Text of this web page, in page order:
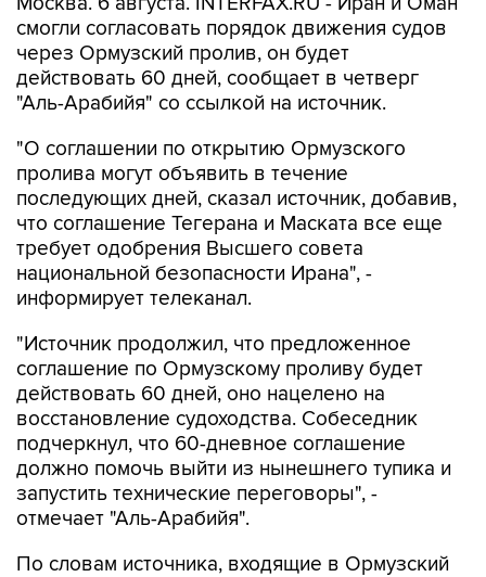
смогли согласовать порядок движения судов
через Ормузский пролив, он будет
действовать 60 дней, сообщает в четверг
"Аль-Арабийя" со ссылкой на источник.
"О соглашении по открытию Ормузского
пролива могут объявить в течение
последующих дней, сказал источник, добавив,
что соглашение Тегерана и Маската все еще
требует одобрения Высшего совета
национальной безопасности Ирана", -
информирует телеканал.
"Источник продолжил, что предложенное
соглашение по Ормузскому проливу будет
действовать 60 дней, оно нацелено на
восстановление судоходства. Собеседник
подчеркнул, что 60-дневное соглашение
должно помочь выйти из нынешнего тупика и
запустить технические переговоры", -
отмечает "Аль-Арабийя".
По словам источника, входящие в Ормузский